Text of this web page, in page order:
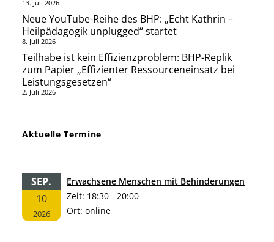
13. Juli 2026
Neue YouTube-Reihe des BHP: „Echt Kathrin –
Heilpädagogik unplugged“ startet
8. Juli 2026
Teilhabe ist kein Effizienzproblem: BHP-Replik
zum Papier „Effizienter Ressourceneinsatz bei
Leistungsgesetzen“
2. Juli 2026
Aktuelle Termine
SEP.
10
2026
Erwachsene Menschen mit Behinderungen
Zeit: 18:30 - 20:00
Ort: online